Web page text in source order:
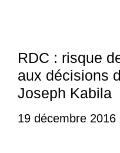
RDC : risque
aux décisions
Joseph Kabila
19 décembre 2016